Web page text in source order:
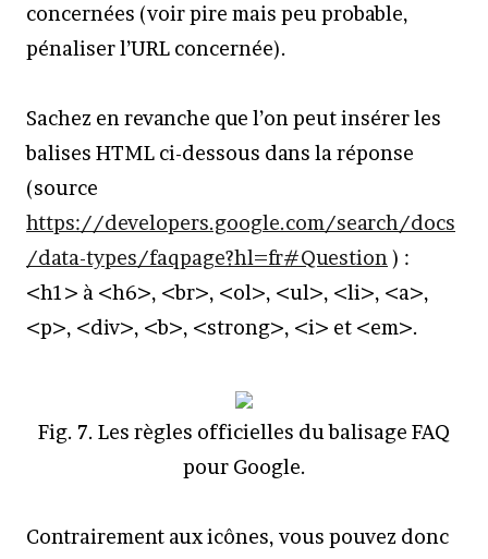
concernées (voir pire mais peu probable,
pénaliser l’URL concernée).
Sachez en revanche que l’on peut insérer les
balises HTML ci-dessous dans la réponse
(source
https://developers.google.com/search/docs
/data-types/faqpage?hl=fr#Question ) :
<h1> à <h6>, <br>, <ol>, <ul>, <li>, <a>,
<p>, <div>, <b>, <strong>, <i> et <em>.
Fig. 7. Les règles officielles du balisage FAQ
pour Google.
Contrairement aux icônes, vous pouvez donc